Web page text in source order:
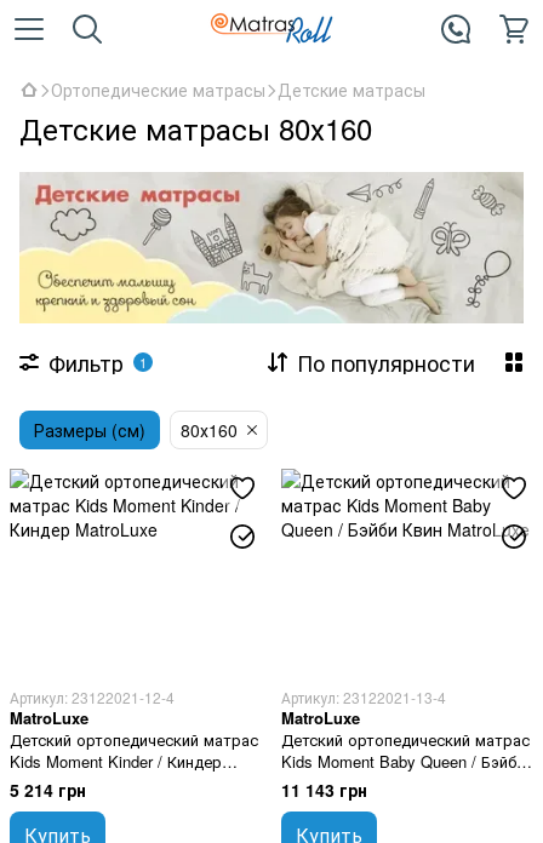
Ортопедические матрасы Детские матрасы
Детские матрасы 80х160
Фильтр 1 По популярности
Размеры (см) 80х160
Артикул: 23122021-12-4
MatroLuxe
Детский ортопедический матрас
Kids Moment Kinder / Киндер
80х160 см
5 214 грн
Купить
Артикул: 23122021-13-4
MatroLuxe
Детский ортопедический матрас
Kids Moment Baby Queen / Бэйби
Квин 80х160 см
11 143 грн
Купить